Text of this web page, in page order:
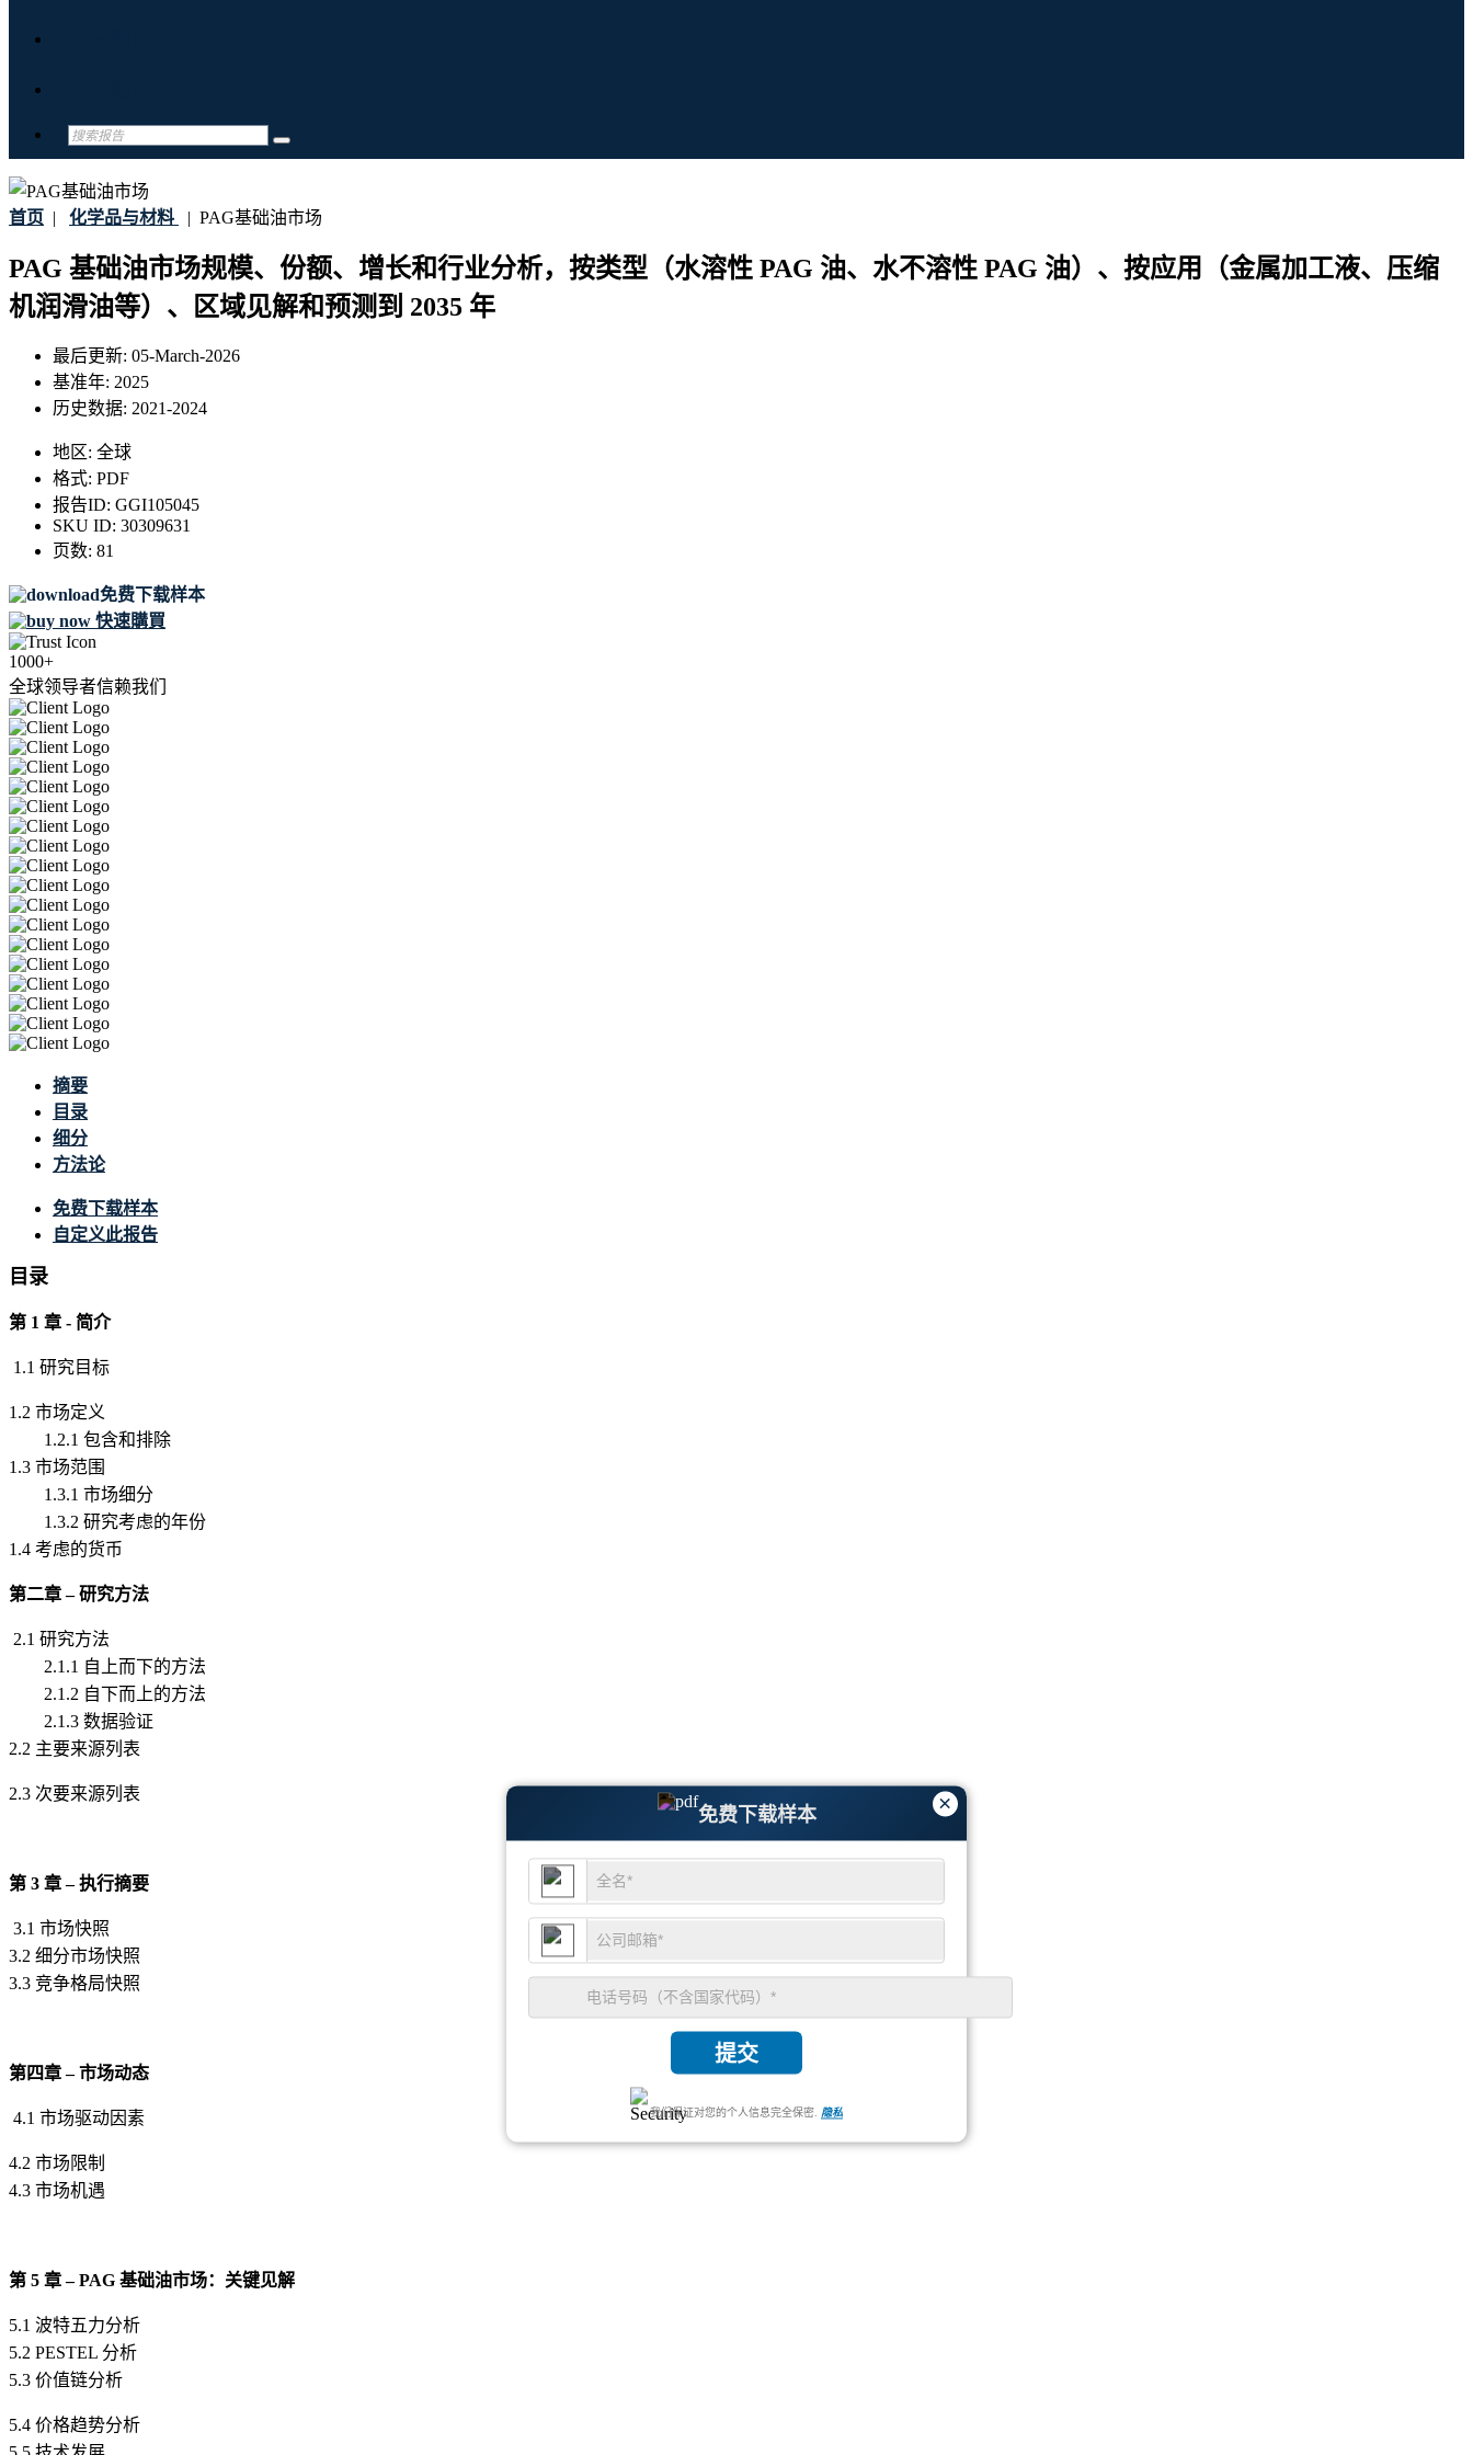
首页 | 化学品与材料 | PAG基础油市场
PAG 基础油市场规模、份额、增长和行业分析，按类型（水溶性 PAG 油、水不溶性 PAG 油）、按应用（金属加工液、压缩
机润滑油等）、区域见解和预测到 2035 年
最后更新: 05-March-2026
基准年: 2025
历史数据: 2021-2024
地区: 全球
格式: PDF
报告ID: GGI105045
SKU ID: 30309631
页数: 81
免费下载样本
快速購買
1000+
全球领导者信赖我们
×
免费下载样本
提交
我们保证对您的个人信息完全保密. 隐私
摘要
目录
细分
方法论
免费下载样本
自定义此报告
目录
第 1 章 - 简介
1.1 研究目标
1.2 市场定义
1.2.1 包含和排除
1.3 市场范围
1.3.1 市场细分
1.3.2 研究考虑的年份
1.4 考虑的货币
第二章 – 研究方法
2.1 研究方法
2.1.1 自上而下的方法
2.1.2 自下而上的方法
2.1.3 数据验证
2.2 主要来源列表
2.3 次要来源列表
第 3 章 – 执行摘要
3.1 市场快照
3.2 细分市场快照
3.3 竞争格局快照
第四章 – 市场动态
4.1 市场驱动因素
4.2 市场限制
4.3 市场机遇
第 5 章 – PAG 基础油市场：关键见解
5.1 波特五力分析
5.2 PESTEL 分析
5.3 价值链分析
5.4 价格趋势分析